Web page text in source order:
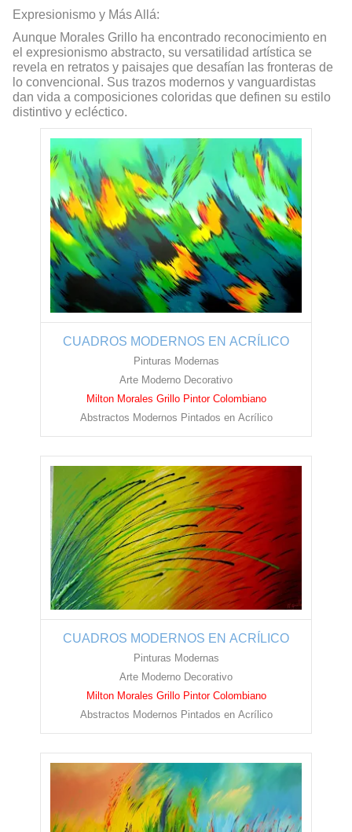
Expresionismo y Más Allá:
Aunque Morales Grillo ha encontrado reconocimiento en
el expresionismo abstracto, su versatilidad artística se
revela en retratos y paisajes que desafían las fronteras de
lo convencional. Sus trazos modernos y vanguardistas
dan vida a composiciones coloridas que definen su estilo
distintivo y ecléctico.
CUADROS MODERNOS EN ACRÍLICO
Pinturas Modernas
Arte Moderno Decorativo
Milton Morales Grillo Pintor Colombiano
Abstractos Modernos Pintados en Acrílico
CUADROS MODERNOS EN ACRÍLICO
Pinturas Modernas
Arte Moderno Decorativo
Milton Morales Grillo Pintor Colombiano
Abstractos Modernos Pintados en Acrílico